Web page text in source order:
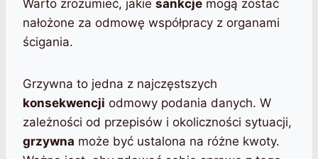
Warto zrozumieć, jakie sankcje mogą zostać
nałożone za odmowę współpracy z organami
ścigania.
Grzywna to jedna z najczęstszych
konsekwencji odmowy podania danych. W
zależności od przepisów i okoliczności sytuacji,
grzywna może być ustalona na różne kwoty.